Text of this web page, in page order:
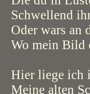
Schwellend
Oder wars an
Wo mein Bild
Hier liege ich
Meine alten